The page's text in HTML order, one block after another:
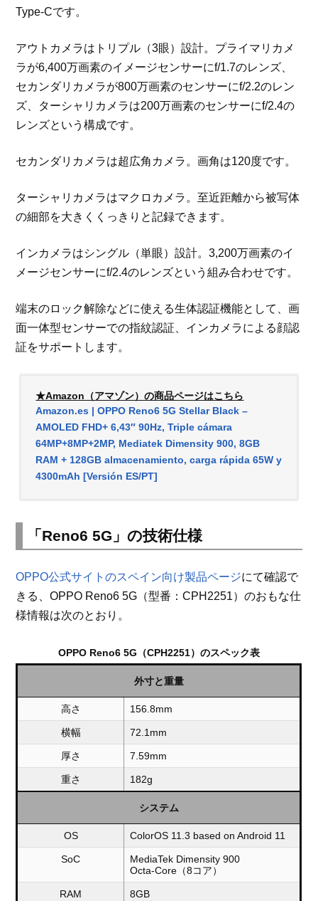
Type-Cです。
アウトカメラはトリプル（3眼）設計。プライマリカメ
ラが6,400万画素のイメージセンサーにf/1.7のレンズ、
セカンダリカメラが800万画素のセンサーにf/2.2のレン
ズ、ターシャリカメラは200万画素のセンサーにf/2.4の
レンズという構成です。
セカンダリカメラは超広角カメラ。画角は120度です。
ターシャリカメラはマクロカメラ。至近距離から被写体
の細部を大きくくっきりと記録できます。
インカメラはシングル（単眼）設計。3,200万画素のイ
メージセンサーにf/2.4のレンズという組み合わせです。
端末のロック解除などに使える生体認証機能として、画
面一体型センサーでの指紋認証、インカメラによる顔認
証をサポートします。
★Amazon（アマゾン）の商品ページはこちら
Amazon.es | OPPO Reno6 5G Stellar Black –
AMOLED FHD+ 6,43″ 90Hz, Triple cámara
64MP+8MP+2MP, Mediatek Dimensity 900, 8GB
RAM + 128GB almacenamiento, carga rápida 65W y
4300mAh [Versión ES/PT]
「Reno6 5G」の技術仕様
OPPO公式サイトのスペイン向け製品ページにて確認で
きる、OPPO Reno6 5G（型番：CPH2251）のおもな仕
様情報は次のとおり。
OPPO Reno6 5G（CPH2251）のスペック表
外寸と重量
高さ 156.8mm
横幅 72.1mm
厚さ 7.59mm
重さ 182g
システム
OS ColorOS 11.3 based on Android 11
SoC
MediaTek Dimensity 900
Octa-Core（8コア）
RAM 8GB